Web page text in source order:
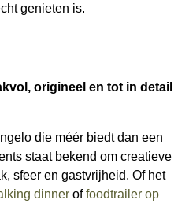
genieten is.
origineel en tot in detail
die méér biedt dan een
staat bekend om creatieve
sfeer en gastvrijheid. Of het
dinner offoodtrailer op